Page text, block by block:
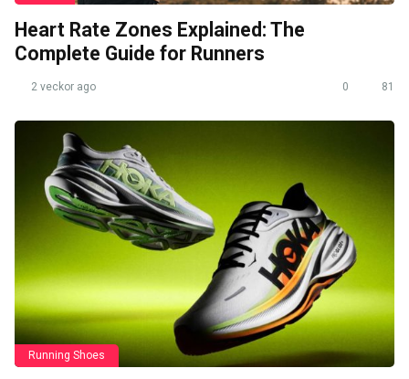
Heart Rate Zones Explained: The
Complete Guide for Runners
2 veckor ago 0 81
Running Shoes